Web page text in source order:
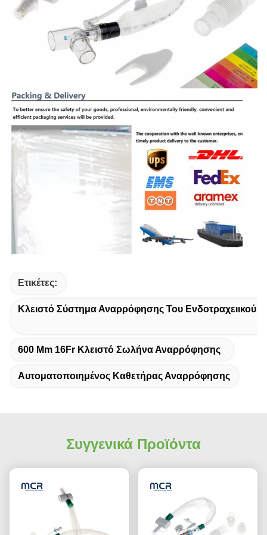
Ετικέτες:
Κλειστό Σύστημα Αναρρόφησης Του Ενδοτραχειικού
600 Mm 16Fr Κλειστό Σωλήνα Αναρρόφησης
Αυτοματοποιημένος Καθετήρας Αναρρόφησης
Συγγενικά Προϊόντα